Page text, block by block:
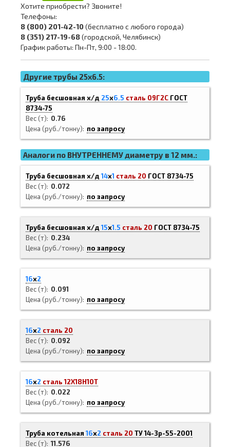
Хотите приобрести? Звоните!
Телефоны:
8 (800) 201-42-10(бесплатно с любого города)
8 (351) 217-19-68(городской, Челябинск)
График работы: Пн-Пт, 9:00 - 18:00.
Другие трубы 25x6.5:
Труба бесшовная х/д 25х6.5 сталь 09Г2С ГОСТ
8734-75
Вес (т)
0.76
Цена (руб./тонну)
по запросу
Аналоги по ВНУТРЕННЕМУ диаметру в 12 мм.:
Труба бесшовная х/д14х1 сталь 20 ГОСТ 8734-75
Вес (т)
0.072
Цена (руб./тонну)
по запросу
Труба бесшовная х/д15х1.5 сталь 20 ГОСТ 8734-75
Вес (т)
0.234
Цена (руб./тонну)
по запросу
16х2
Вес (т)
0.091
Цена (руб./тонну)
по запросу
16х2 сталь 20
Вес (т)
0.092
Цена (руб./тонну)
по запросу
16х2 сталь 12Х18Н10Т
Вес (т)
0.022
Цена (руб./тонну)
по запросу
Труба котельная16х2 сталь 20 ТУ 14-3р-55-2001
Вес (т) 11.576